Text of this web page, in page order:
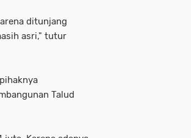
ditunjang
asri," tutur
Talud